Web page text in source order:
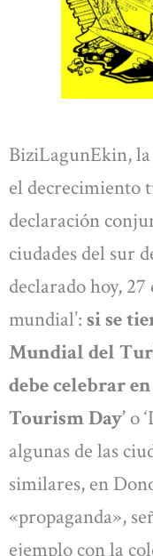
BiziLagunEkin,
el decrecimiento
declaración
ciudades del sur
declarado hoy,
mundial’: si se
Mundial del
debe celebrar
Tourism Day’ o
algunas de las
similares, en
«propaganda»,
ejemplo con la